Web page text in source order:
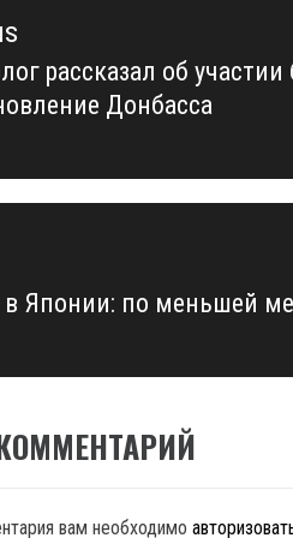
рассказал об участии
Донбасса
в Японии: по меньшей
вам необходимо